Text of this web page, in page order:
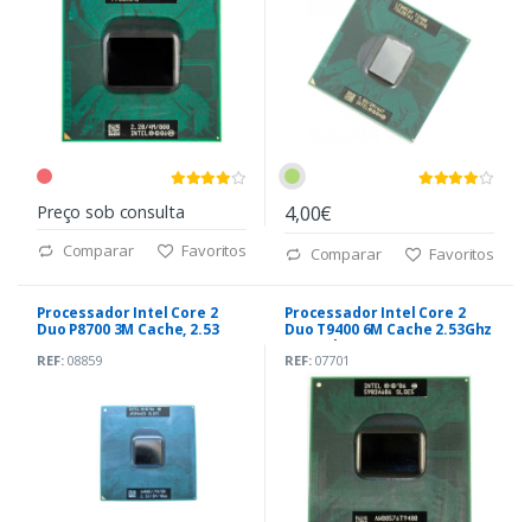
Preço sob consulta
Comparar Favoritos
4,00€
Comparar Favoritos
Processador Intel Core 2
Duo P8700 3M Cache, 2.53
REF:08859
Processador Intel Core 2
Duo T9400 6M Cache 2.53Ghz
1066 Mhz
REF:07701